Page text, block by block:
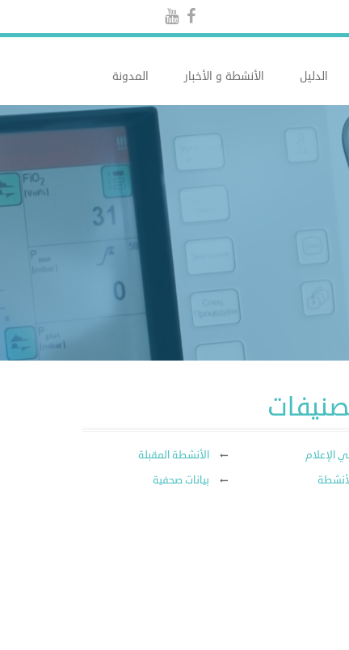
الدليل الأنشطة و الأخبار المدونة
الإعلام
الأنشطة المقبلة
بيانات صحفية